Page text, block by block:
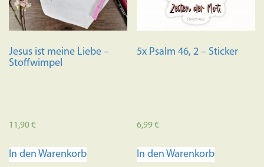
Jesus ist meine Liebe –
Stoffwimpel
11,90€
In den Warenkorb
5x Psalm 46, 2 – Sticker
6,99€
In den Warenkorb